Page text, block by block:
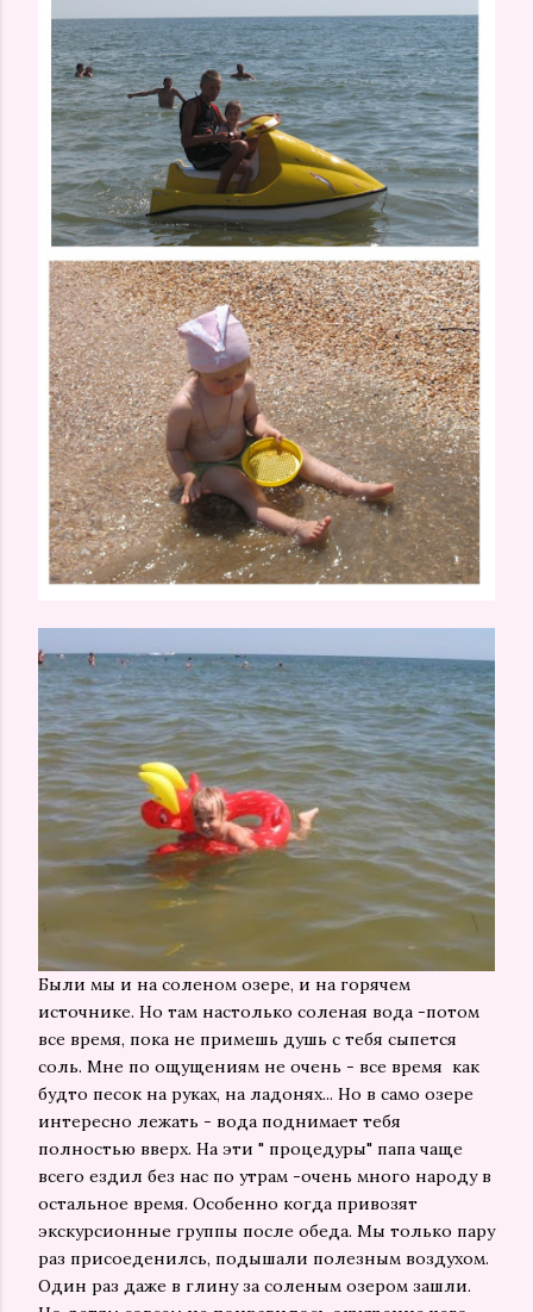
Были мы и на соленом озере, и на горячем
источнике. Но там настолько соленая вода -потом
все время, пока не примешь душь с тебя сыпется
соль. Мне по ощущениям не очень - все время как
будто песок на руках, на ладонях... Но в само озере
интересно лежать - вода поднимает тебя
полностью вверх. На эти " процедуры" папа чаще
всего ездил без нас по утрам -очень много народу в
остальное время. Особенно когда привозят
экскурсионные группы после обеда. Мы только пару
раз присоеденилсь, подышали полезным воздухом.
Один раз даже в глину за соленым озером зашли.